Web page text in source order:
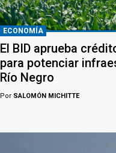
ECONOMÍA
El BID aprueba
para potenciar
Río Negro
Por SALOMÓN MICHITTE